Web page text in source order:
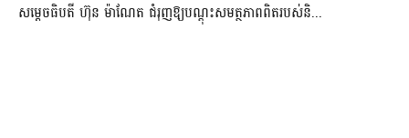
សម្តេចធិបតី ហ៊ុន ម៉ាណែត ជំរុញឱ្យបណ្តុះសមត្ថភាពពិតរបស់និ...